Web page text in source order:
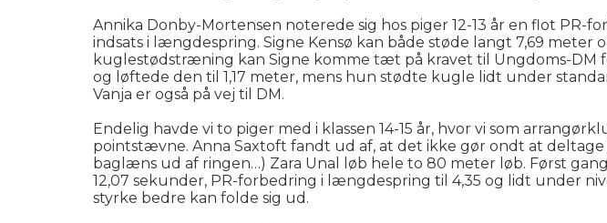
Annika Donby-Mortensen noterede sig hos piger 12-13 år en flot
indsats i længdespring. Signe Kensø kan både støde langt 7,69
kuglestødstræning kan Signe komme tæt på kravet til Ungdoms-DM
og løftede den til 1,17 meter, mens hun stødte kugle lidt under
Vanja er også på vej til DM.
Endelig havde vi to piger med i klassen 14-15 år, hvor vi som
pointstævne. Anna Saxtoft fandt ud af, at det ikke gør ondt at
baglæns ud af ringen…) Zara Unal løb hele to 80 meter løb. Først
12,07 sekunder, PR-forbedring i længdespring til 4,35 og lidt under
styrke bedre kan folde sig ud.